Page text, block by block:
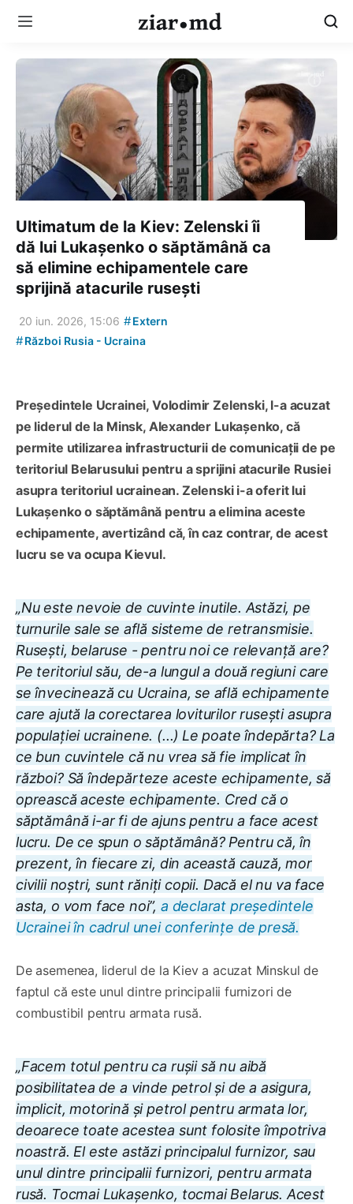
Ultimatum de la Kiev: Zelenski îi
dă lui Lukașenko o săptămână ca
să elimine echipamentele care
sprijină atacurile rusești
20 iun. 2026, 15:06 #Extern
#Război Rusia - Ucraina
Președintele Ucrainei, Volodimir Zelenski, l-a acuzat
pe liderul de la Minsk, Alexander Lukașenko, că
permite utilizarea infrastructurii de comunicații de pe
teritoriul Belarusului pentru a sprijini atacurile Rusiei
asupra teritoriul ucrainean. Zelenski i-a oferit lui
Lukașenko o săptămână pentru a elimina aceste
echipamente, avertizând că, în caz contrar, de acest
lucru se va ocupa Kievul.
„Nu este nevoie de cuvinte inutile. Astăzi, pe
turnurile sale se află sisteme de retransmisie.
Rusești, belaruse - pentru noi ce relevanță are?
Pe teritoriul său, de-a lungul a două regiuni care
se învecinează cu Ucraina, se află echipamente
care ajută la corectarea loviturilor rusești asupra
populației ucrainene. (...) Le poate îndepărta? La
ce bun cuvintele că nu vrea să fie implicat în
război? Să îndepărteze aceste echipamente, să
oprească aceste echipamente. Cred că o
săptămână i-ar fi de ajuns pentru a face acest
lucru. De ce spun o săptămână? Pentru că, în
prezent, în fiecare zi, din această cauză, mor
civilii noștri, sunt răniți copii. Dacă el nu va face
asta, o vom face noi”, a declarat președintele
Ucrainei în cadrul unei conferințe de presă.
De asemenea, liderul de la Kiev a acuzat Minskul de
faptul că este unul dintre principalii furnizori de
combustibil pentru armata rusă.
„Facem totul pentru ca rușii să nu aibă
posibilitatea de a vinde petrol și de a asigura,
implicit, motorină și petrol pentru armata lor,
deoarece toate acestea sunt folosite împotriva
noastră. El este astăzi principalul furnizor, sau
unul dintre principalii furnizori, pentru armata
rusă. Tocmai Lukașenko, tocmai Belarus. Acest